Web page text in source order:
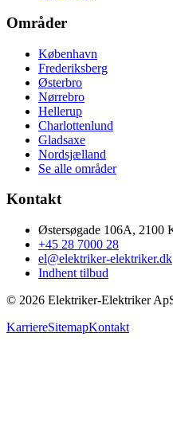
Områder
København
Frederiksberg
Østerbro
Nørrebro
Hellerup
Charlottenlund
Gladsaxe
Nordsjælland
Se alle områder
Kontakt
Østersøgade 106A, 2100
+45 28 7000 28
el@elektriker-elektriker.dk
Indhent tilbud
© 2026 Elektriker-Elektriker
KarriereSitemapKontakt